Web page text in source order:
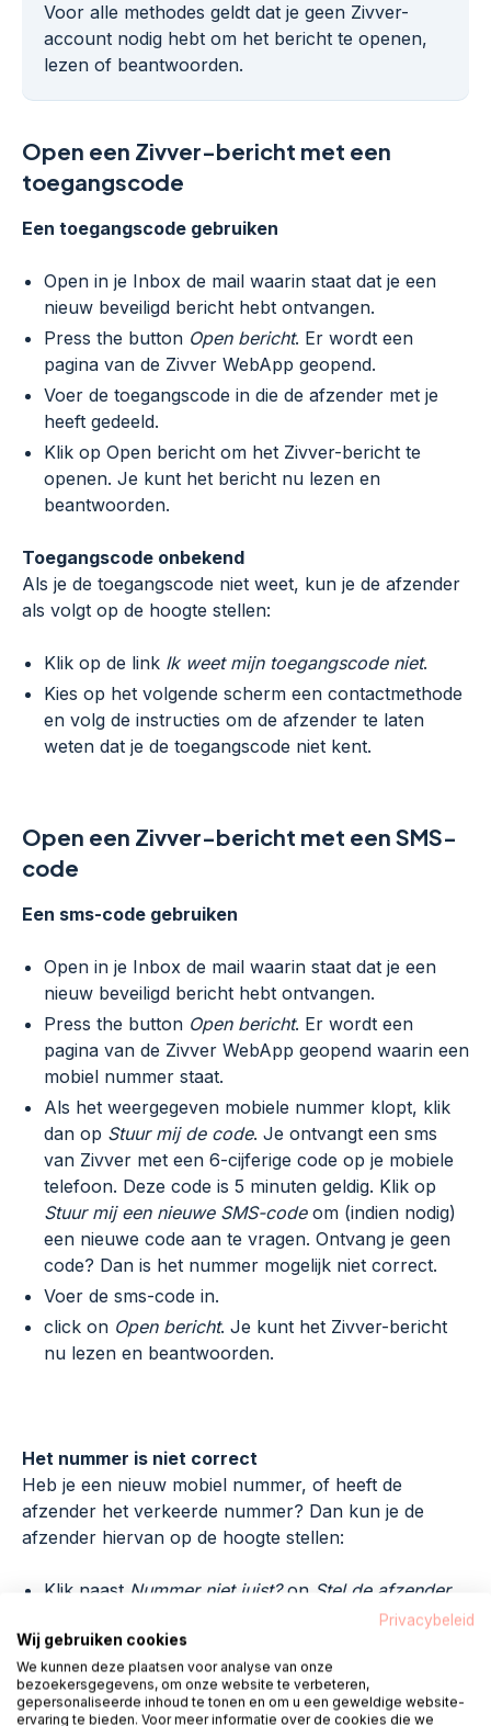
Voor alle methodes geldt dat je geen Zivver-
account nodig hebt om het bericht te openen,
lezen of beantwoorden.
Open een Zivver-bericht met een
toegangscode
Een toegangscode gebruiken
Open in je Inbox de mail waarin staat dat je een
nieuw beveiligd bericht hebt ontvangen.
Press the button Open bericht. Er wordt een
pagina van de Zivver WebApp geopend.
Voer de toegangscode in die de afzender met je
heeft gedeeld.
Klik op Open bericht om het Zivver-bericht te
openen. Je kunt het bericht nu lezen en
beantwoorden.
Toegangscode onbekend
Als je de toegangscode niet weet, kun je de afzender
als volgt op de hoogte stellen:
Klik op de link Ik weet mijn toegangscode niet.
Kies op het volgende scherm een contactmethode
en volg de instructies om de afzender te laten
weten dat je de toegangscode niet kent.
Open een Zivver-bericht met een SMS-
code
Een sms-code gebruiken
Open in je Inbox de mail waarin staat dat je een
nieuw beveiligd bericht hebt ontvangen.
Press the button Open bericht. Er wordt een
pagina van de Zivver WebApp geopend waarin een
mobiel nummer staat.
Als het weergegeven mobiele nummer klopt, klik
dan op Stuur mij de code. Je ontvangt een sms
van Zivver met een 6-cijferige code op je mobiele
telefoon. Deze code is 5 minuten geldig. Klik op
Stuur mij een nieuwe SMS-code om (indien nodig)
een nieuwe code aan te vragen. Ontvang je geen
code? Dan is het nummer mogelijk niet correct.
Voer de sms-code in.
click on Open bericht. Je kunt het Zivver-bericht
nu lezen en beantwoorden.
Het nummer is niet correct
Heb je een nieuw mobiel nummer, of heeft de
afzender het verkeerde nummer? Dan kun je de
afzender hiervan op de hoogte stellen:
Klik naast Nummer niet juist?on Stel de afzender
Kies op het volgende scherm een contactmethode
en volg de instructies om de afzender te laten
weten dat het nummer niet klopt.
Privacybeleid
Wij gebruiken cookies
We kunnen deze plaatsen voor analyse van onze
bezoekersgegevens, om onze website te verbeteren,
gepersonaliseerde inhoud te tonen en om u een geweldige website-
ervaring te bieden. Voor meer informatie over de cookies die we